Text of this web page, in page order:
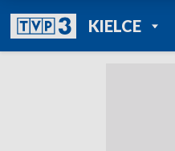
KIELCEPOWRÓT
TVP